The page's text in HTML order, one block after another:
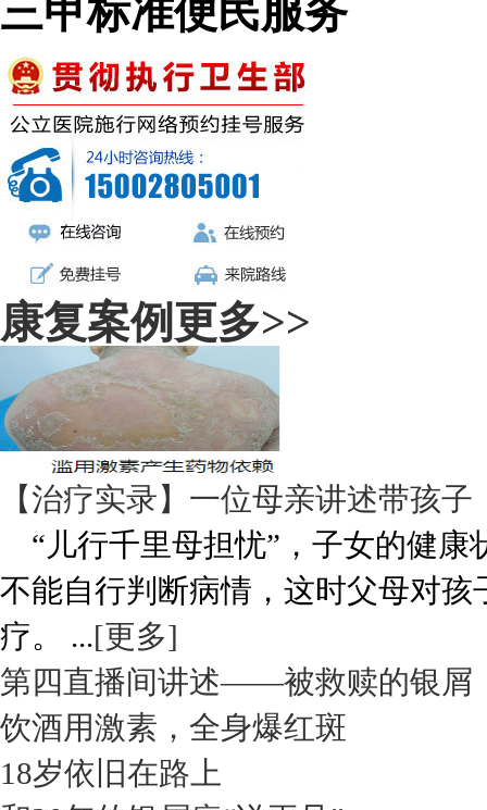
三甲标准便民服务
康复案例更多>>
【治疗实录】一位母亲讲述带孩子
“儿行千里母担忧”，子女的健康
不能自行判断病情，这时父母对
疗。 ...[更多]
第四直播间讲述——被救赎的银屑
饮酒用激素，全身爆红斑
18岁依旧在路上